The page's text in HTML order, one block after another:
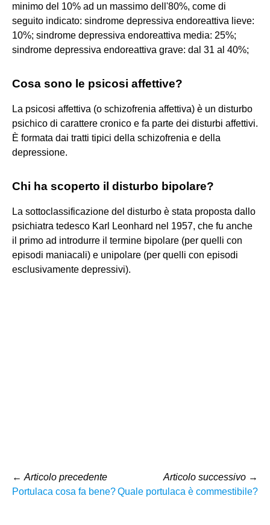
minimo del 10% ad un massimo dell'80%, come di
seguito indicato: sindrome depressiva endoreattiva lieve:
10%; sindrome depressiva endoreattiva media: 25%;
sindrome depressiva endoreattiva grave: dal 31 al 40%;
Cosa sono le psicosi affettive?
La psicosi affettiva (o schizofrenia affettiva) è un disturbo
psichico di carattere cronico e fa parte dei disturbi affettivi.
È formata dai tratti tipici della schizofrenia e della
depressione.
Chi ha scoperto il disturbo bipolare?
La sottoclassificazione del disturbo è stata proposta dallo
psichiatra tedesco Karl Leonhard nel 1957, che fu anche
il primo ad introdurre il termine bipolare (per quelli con
episodi maniacali) e unipolare (per quelli con episodi
esclusivamente depressivi).
← Articolo precedente
Portulaca cosa fa bene?
Articolo successivo →
Quale portulaca è commestibile?